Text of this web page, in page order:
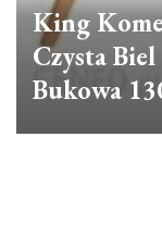
King
Czysta
Bukowa